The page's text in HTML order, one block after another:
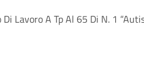
Lavoro A Tp Al 65 Di N. 1